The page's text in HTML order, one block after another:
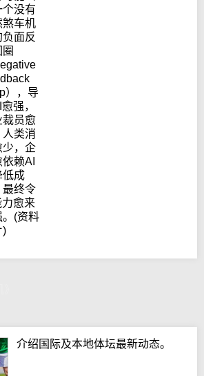
个没有
煞车机
负面反
），导
强，
裁员愈
人类消
少，企
赖AI
低成
最终令
愈来
。(资料
)
介绍国际及本地体坛最新动态。